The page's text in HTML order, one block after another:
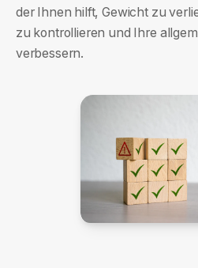
der Ihnen hilft, Gewicht zu
zu kontrollieren und Ihre
verbessern.